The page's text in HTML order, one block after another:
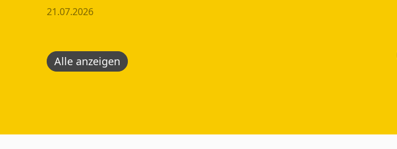
21.07.2026
Alle anzeigen